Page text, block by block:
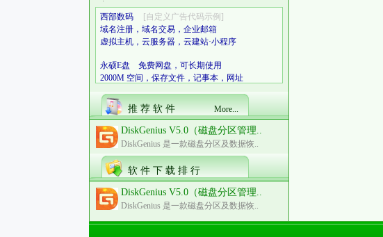
西部数码
[自定义广告代码示例]
域名注册，域名交易，企业邮箱
虚拟主机，云服务器，云建站·小程序
永硕E盘 免费网盘，可长期使用
2000M 空间，保存文件，记事本，网址
推 荐 软 件 More...
DiskGenius V5.0（磁盘分区管理..
DiskGenius 是一款磁盘分区及数据恢..
软 件 下 载 排 行
DiskGenius V5.0（磁盘分区管理..
DiskGenius 是一款磁盘分区及数据恢..